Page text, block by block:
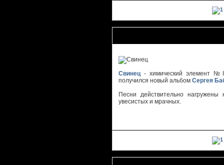
Свинец- химический элемент
получился новый альбом Сергея
Песни действительно
увесистых и мрачных.